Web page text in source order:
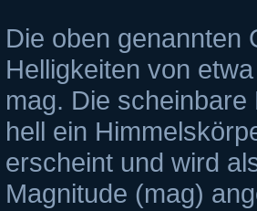
Die oben genannten
Helligkeiten von
mag. Die
hell ein
erscheint und wird
Magnitude (mag)